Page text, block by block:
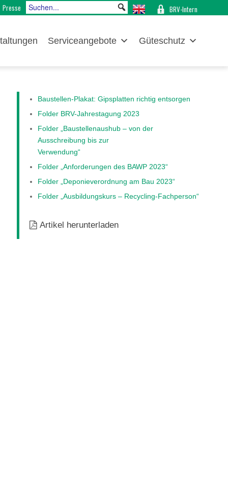
Presse BRV-Intern
Serviceangebote Güteschutz
Baustellen-Plakat: Gipsplatten richtig entsorgen
Folder BRV-Jahrestagung 2023
Folder „Baustellenaushub – von der
Ausschreibung bis zur
Verwendung“
Folder „Anforderungen des BAWP 2023“
Folder „Deponieverordnung am Bau 2023“
Folder „Ausbildungskurs – Recycling-Fachperson“
Artikel herunterladen